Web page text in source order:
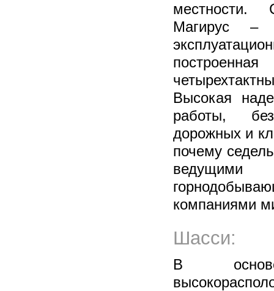
местности.
Магирус –
Высокая
работы,
дорожных и
почему
компаниями
Шасси:
В